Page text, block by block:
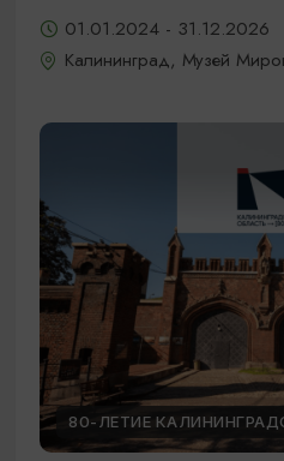
01.01.2024 - 31.12.2026
Калининград, Музей
80-ЛЕТИЕ